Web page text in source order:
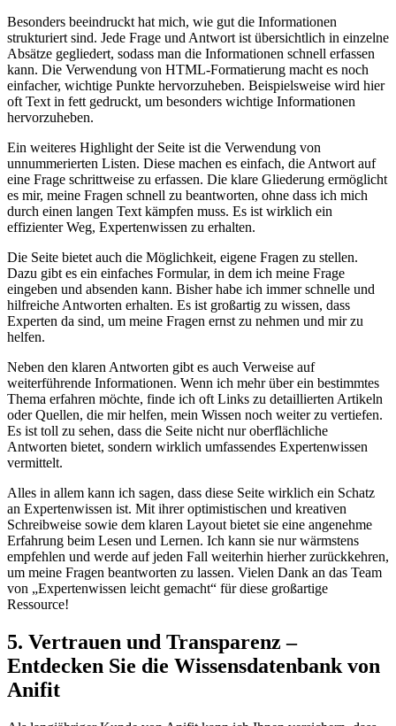
Besonders beeindruckt hat mich, wie gut die Informationen
strukturiert sind.⁤ Jede Frage und Antwort ​ist übersichtlich in ⁣einzelne
Absätze gegliedert, sodass man⁤ die Informationen schnell ‍erfassen
⁤kann. Die ⁤Verwendung von HTML-Formatierung macht es ‌noch
einfacher, wichtige ⁣Punkte hervorzuheben. Beispielsweise wird hier
oft Text in fett gedruckt, um besonders wichtige Informationen
hervorzuheben.
Ein weiteres Highlight der Seite ⁣ist die⁢ Verwendung von
unnummerierten Listen. Diese machen es einfach, die Antwort​ auf
eine Frage‌ schrittweise zu erfassen. Die klare Gliederung ermöglicht
es mir, meine Fragen schnell zu beantworten, ‌ohne dass ich mich
durch einen⁤ langen Text kämpfen muss. Es ist‍ wirklich ein
effizienter Weg, ⁣Expertenwissen zu erhalten.
Die Seite ​bietet auch‌ die Möglichkeit, eigene Fragen zu stellen.
Dazu⁤ gibt es ein einfaches ⁣Formular, in dem ‌ich meine Frage⁣
eingeben und absenden kann. Bisher habe ich immer schnelle und
hilfreiche Antworten erhalten. Es ist großartig zu wissen, dass
Experten da sind, ‍um meine Fragen ⁢ernst ‍zu nehmen und mir ⁤zu
helfen.
Neben den ‍klaren Antworten gibt⁢ es auch Verweise auf
weiterführende Informationen. Wenn ich mehr über ein bestimmtes
Thema erfahren möchte, finde ⁤ich oft Links zu detaillierten Artikeln
oder Quellen, die ⁤mir helfen, mein Wissen noch weiter zu vertiefen.
Es ist ⁢toll zu ⁣sehen, dass die Seite nicht nur oberflächliche
Antworten bietet, sondern ⁢wirklich umfassendes Expertenwissen
vermittelt.
Alles⁣ in allem kann ‌ich ⁣sagen,‍ dass diese Seite wirklich ein Schatz
an Expertenwissen ist. Mit ihrer optimistischen und kreativen
Schreibweise sowie dem klaren Layout‍ bietet sie eine angenehme
Erfahrung ⁢beim Lesen und Lernen. Ich‍ kann sie nur wärmstens
empfehlen und werde auf jeden Fall ⁢weiterhin hierher zurückkehren,​
um meine Fragen beantworten zu ⁣lassen.⁣ Vielen Dank an ⁣das Team
von „Expertenwissen leicht ‍gemacht“ für⁤ diese ⁣großartige
Ressource!
5. Vertrauen und⁢ Transparenz –⁢
Entdecken Sie die Wissensdatenbank von
Anifit